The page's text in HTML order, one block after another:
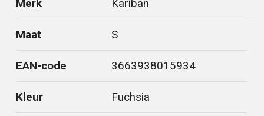
Merk Kariban
Maat S
EAN-code 3663938015934
Kleur Fuchsia